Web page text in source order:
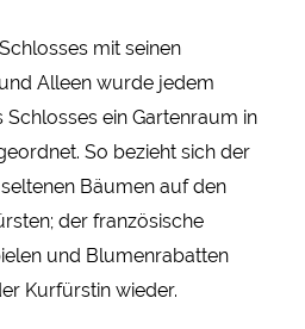
mit seinen
Alleen wurde jedem
Schlosses ein Gartenraum in
So bezieht sich der
Bäumen auf den
der französische
und Blumenrabatten
Kurfürstin wieder.